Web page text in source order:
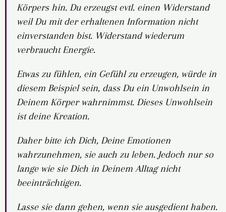
Körpers hin. Du erzeugst evtl. einen Widerstand
weil Du mit der erhaltenen Information nicht
einverstanden bist. Widerstand wiederum
verbraucht Energie.
Etwas zu fühlen, ein Gefühl zu erzeugen, würde in
diesem Beispiel sein, dass Du ein Unwohlsein in
Deinem Körper wahrnimmst. Dieses Unwohlsein
ist deine Kreation.
Daher bitte ich Dich, Deine Emotionen
wahrzunehmen, sie auch zu leben. Jedoch nur so
lange wie sie Dich in Deinem Alltag nicht
beeinträchtigen.
Lasse sie dann gehen, wenn sie ausgedient haben.